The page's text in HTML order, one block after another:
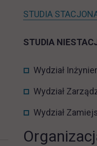
karcie
STUDIA
STUDIA
Wydział
Wydział
Wydział